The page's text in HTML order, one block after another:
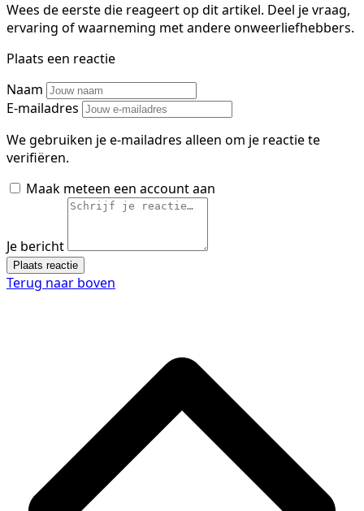
Wees de eerste die reageert op dit artikel. Deel je vraag,
ervaring of waarneming met andere onweerliefhebbers.
Plaats een reactie
Naam
E-mailadres
We gebruiken je e-mailadres alleen om je reactie te
verifiëren.
Maak meteen een account aan
Je bericht
Plaats reactie
Terug naar boven